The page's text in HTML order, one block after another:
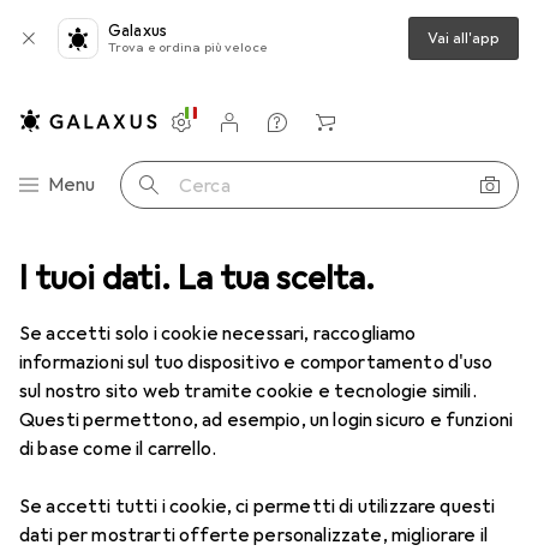
I tuoi dati. La tua scelta.
Se accetti solo i cookie necessari, raccogliamo
informazioni sul tuo dispositivo e comportamento d'uso
sul nostro sito web tramite cookie e tecnologie simili.
Questi permettono, ad esempio, un login sicuro e funzioni
di base come il carrello.
Se accetti tutti i cookie, ci permetti di utilizzare questi
dati per mostrarti offerte personalizzate, migliorare il
Galaxus
Trova e ordina più veloce Vai all'app
Categoria Navigazione
Menu Cerca
Impostazioni
Conto cliente
Liste di confronto
Liste dei desideri
Carrello
Lenti a contatto Air Optix più HydraGlyde per l'astigmatismo
1 Immagine
Air Optix più HydraGlyde per
-7, Obiettivo mensile, 6 pz., Torico
EUR
55,82 EUR
9,31/1pz.